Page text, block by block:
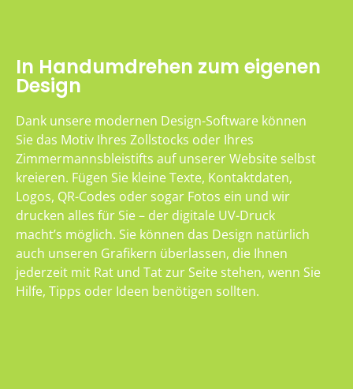
In Handumdrehen zum eigenen
Design
Dank unsere modernen Design-Software können
Sie das Motiv Ihres Zollstocks oder Ihres
Zimmermannsbleistifts auf unserer Website selbst
kreieren. Fügen Sie kleine Texte, Kontaktdaten,
Logos, QR-Codes oder sogar Fotos ein und wir
drucken alles für Sie – der digitale UV-Druck
macht’s möglich. Sie können das Design natürlich
auch unseren Grafikern überlassen, die Ihnen
jederzeit mit Rat und Tat zur Seite stehen, wenn Sie
Hilfe, Tipps oder Ideen benötigen sollten.